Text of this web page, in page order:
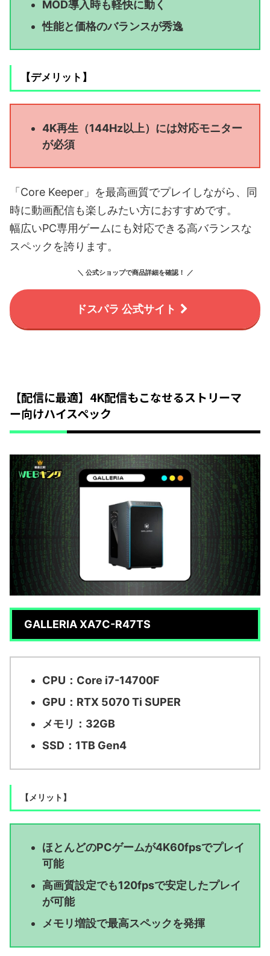
MOD導入時も軽快に動く
性能と価格のバランスが秀逸
【デメリット】
4K再生（144Hz以上）には対応モニター
が必須
「Core Keeper」を最高画質でプレイしながら、同
時に動画配信も楽しみたい方におすすめです。
幅広いPC専用ゲームにも対応できる高バランスな
スペックを誇ります。
＼ 公式ショップで商品詳細を確認！ ／
ドスパラ 公式サイト
【配信に最適】4K配信もこなせるストリーマ
ー向けハイスペック
GALLERIA XA7C-R47TS
CPU：Core i7-14700F
GPU：RTX 5070 Ti SUPER
メモリ：32GB
SSD：1TB Gen4
【メリット】
ほとんどのPCゲームが4K60fpsでプレイ
可能
高画質設定でも120fpsで安定したプレイ
が可能
メモリ増設で最高スペックを発揮